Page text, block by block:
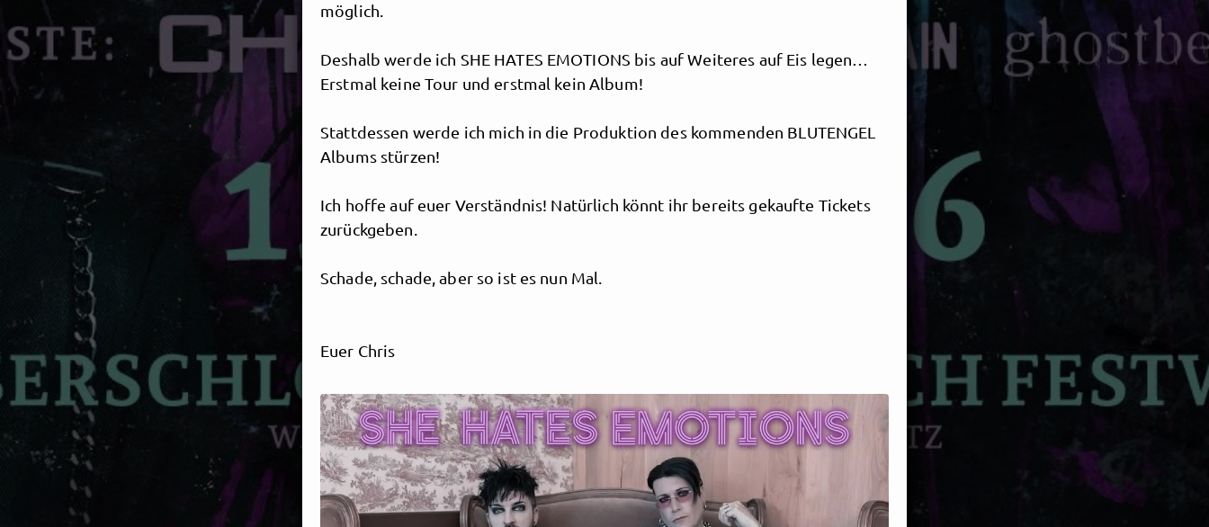
möglich.
Deshalb werde ich SHE HATES EMOTIONS bis auf Weiteres auf Eis legen…
Erstmal keine Tour und erstmal kein Album!
Stattdessen werde ich mich in die Produktion des kommenden BLUTENGEL
Albums stürzen!
Ich hoffe auf euer Verständnis! Natürlich könnt ihr bereits gekaufte Tickets
zurückgeben.
Schade, schade, aber so ist es nun Mal.
Euer Chris